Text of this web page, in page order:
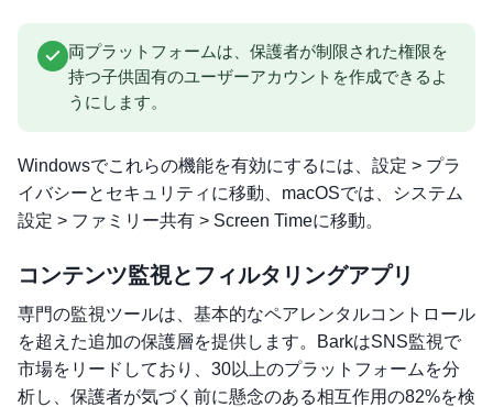
両プラットフォームは、保護者が制限された権限を
持つ子供固有のユーザーアカウントを作成できるよ
うにします。
Windowsでこれらの機能を有効にするには、設定 > プラ
イバシーとセキュリティに移動、macOSでは、システム
設定 > ファミリー共有 > Screen Timeに移動。
コンテンツ監視とフィルタリングアプリ
専門の監視ツールは、基本的なペアレンタルコントロール
を超えた追加の保護層を提供します。BarkはSNS監視で
市場をリードしており、30以上のプラットフォームを分
析し、保護者が気づく前に懸念のある相互作用の82%を検